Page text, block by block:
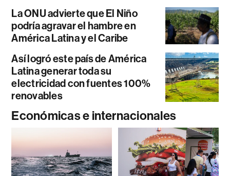
La ONU advierte que El Niño
podría agravar el hambre en
América Latina y el Caribe
Así logró este país de América
Latina generar toda su
electricidad con fuentes 100%
renovables
Económicas e internacionales